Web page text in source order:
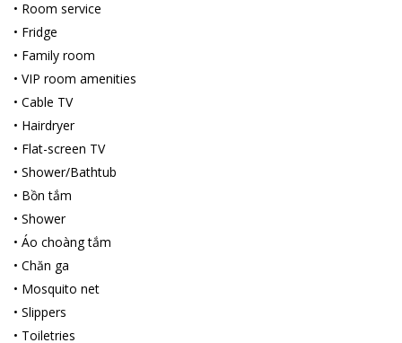
• Room service
• Fridge
• Family room
• VIP room amenities
• Cable TV
• Hairdryer
• Flat-screen TV
• Shower/Bathtub
• Bồn tắm
• Shower
• Áo choàng tắm
• Chăn ga
• Mosquito net
• Slippers
• Toiletries